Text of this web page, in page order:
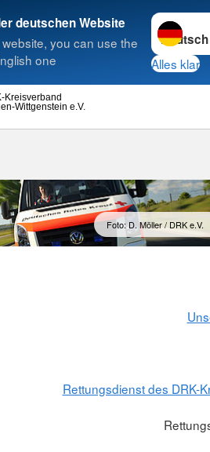
deutschen Website
you can use the
one
Sprache
Alles klar
Wittgenstein e.V.
Kreisverband
Suche
Foto: D. Möller / DRK e.V.
Rettungsdienst des DRK-